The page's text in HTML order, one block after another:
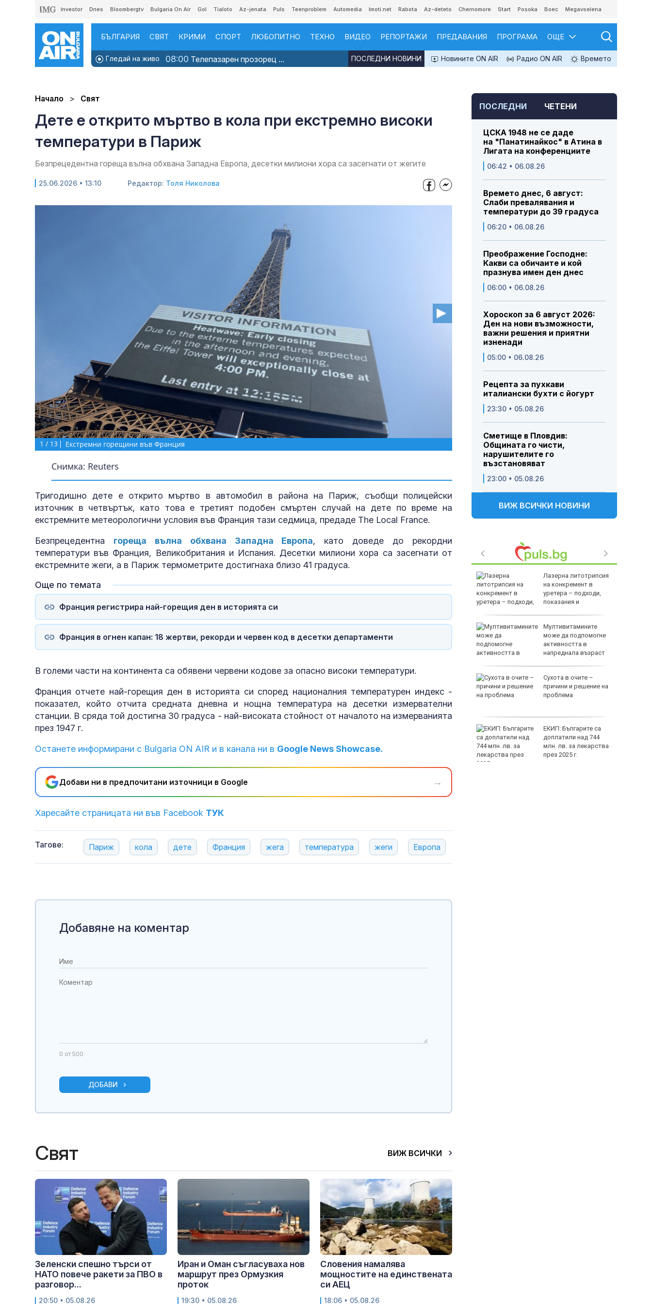
Investor Dnes Bloombergtv Bulgaria On Air Gol Tialoto Az-jenata Puls Teenproblem Automedia Imoti.net Rabota Az-deteto Chernomore Start Posoka Boec Megavselena
БЪЛГАРИЯ СВЯТ КРИМИ СПОРТ ЛЮБОПИТНО ТЕХНО ВИДЕО РЕПОРТАЖИ ПРЕДАВАНИЯ ПРОГРАМА ОЩЕ
Гледай на живо 08:00 Телепазарен прозорец ... Новините ON AIR Радио ON AIR Времето
ПОСЛЕДНИ НОВИНИ
Начало Свят
Дете е открито мъртво в кола при екстремно високи
температури в Париж
Безпрецедентна гореща вълна обхвана Западна Европа, десетки милиони хора са засегнати от жегите
25.06.2026 • 13:10 Редактор: Толя Николова
1 / 13 Екстремни горещини във Франция
Снимка: Reuters
Тригодишно дете е открито мъртво в автомобил в района на Париж, съобщи полицейски
източник в четвъртък, като това е третият подобен смъртен случай на дете по време на
екстремните метеорологични условия във Франция тази седмица, предаде The Local France.
Безпрецедентна гореща вълна обхвана Западна Европа, като доведе до рекордни
температури във Франция, Великобритания и Испания. Десетки милиони хора са засегнати от
екстремните жеги, а в Париж термометрите достигнаха близо 41 градуса.
Още по темата
Франция регистрира най-горещия ден в историята си
Франция в огнен капан: 18 жертви, рекорди и червен код в десетки департаменти
В големи части на континента са обявени червени кодове за опасно високи температури.
Франция отчете най-горещия ден в историята си според националния температурен индекс -
показател, който отчита средната дневна и нощна температура на десетки измервателни
станции. В сряда той достигна 30 градуса - най-високата стойност от началото на измерванията
през 1947 г.
Останете информирани с Bulgaria ON AIR и в канала ни в Google News Showcase.
Добави ни в предпочитани източници в Google →
Харесайте страницата ни във Facebook ТУК
Тагове: Париж кола дете Франция жега температура жеги Европа
ПОСЛЕДНИ ЧЕТЕНИ
ЦСКА 1948 не се даде
на "Панатинайкос" в Атина в
Лигата на конференциите
06:42 • 06.08.26
Времето днес, 6 август:
Слаби превалявания и
температури до 39 градуса
06:20 • 06.08.26
Преображение Господне:
Какви са обичаите и кой
празнува имен ден днес
06:00 • 06.08.26
Хороскоп за 6 август 2026:
Ден на нови възможности,
важни решения и приятни
изненади
05:00 • 06.08.26
Рецепта за пухкави
италиански бухти с йогурт
23:30 • 05.08.26
Сметище в Пловдив:
Общината го чисти,
нарушителите го
възстановяват
23:00 • 05.08.26
ВИЖ ВСИЧКИ НОВИНИ
Температурите днес
до 37 градуса
Как християнството и
Захарова: Милиардите
превърнат Украйна в
Дубай
Лазерна литотрипсия
на конкремент в
уретера – подходи,
показания и
Мултивитамините
може да подпомогне
активността в
напреднала възраст
Сухота в очите –
причини и решение на
проблема
ЕКИП: Българите са
доплатили над 744
млн. лв. за лекарства
през 2025 г.
Добавяне на коментар
0 от 500
ДОБАВИ
Свят ВИЖ ВСИЧКИ
Зеленски спешно търси от
НАТО повече ракети за ПВО в
разговор...
20:50 • 05.08.26
Иран и Оман съгласуваха нов
маршрут през Ормузкия
проток
19:30 • 05.08.26
Словения намалява
мощностите на единствената
си АЕЦ
18:06 • 05.08.26